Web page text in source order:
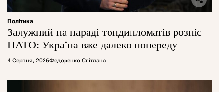
Політика
Залужний на нараді топдипломатів розніс
НАТО: Україна вже далеко попереду
4 Серпня, 2026Федоренко Світлана